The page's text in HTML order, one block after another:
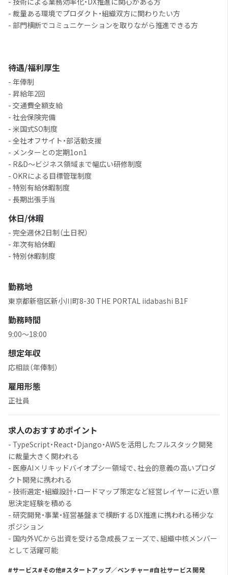
- 裁量ある環境でプロダクト・組織双方に関わりたい方
- 部門横断でコミュニケーションを取りながら推進できる方
待遇/福利厚生
- 年俸制
- 昇給年2回
- 交通費全額支給
- 社会保険完備
- 米国式SO制度
- 全社オフサイト・部活動支援
- メンターとの定期1on1
- R&D〜ビジネス領域まで幅広い研修制度
- OKRによる目標管理制度
- 特別有給休暇制度
- 長期出張手当
休日/休暇
- 完全週休2日制（土日祝）
- 年次有給休暇
- 特別休暇制度
勤務地
東京都新宿区新小川町8-30 THE PORTAL iidabashi B1F
勤務時間
9:00～18:00
想定年収
応相談（年俸制）
雇用形態
正社員
求人のおすすめポイント
- TypeScript・React・Django・AWSを活用したフルスタック開発
に裁量大きく関われる
- 医療AI×リキッドバイオプシー領域で、社会的意義の高いプロダ
クト開発に携われる
- 技術選定・組織設計・ロードマップ策定など経営レイヤーに近い意
思決定経験を積める
- 研究開発・事業・経営基盤まで横断するDX推進に携われる稀少な
ポジション
- 国内外VCから出資を受ける急成長フェーズで、組織中核メンバー
として活躍可能
サービス その他 スタートアップ／ベンチャー
自社サービス開発